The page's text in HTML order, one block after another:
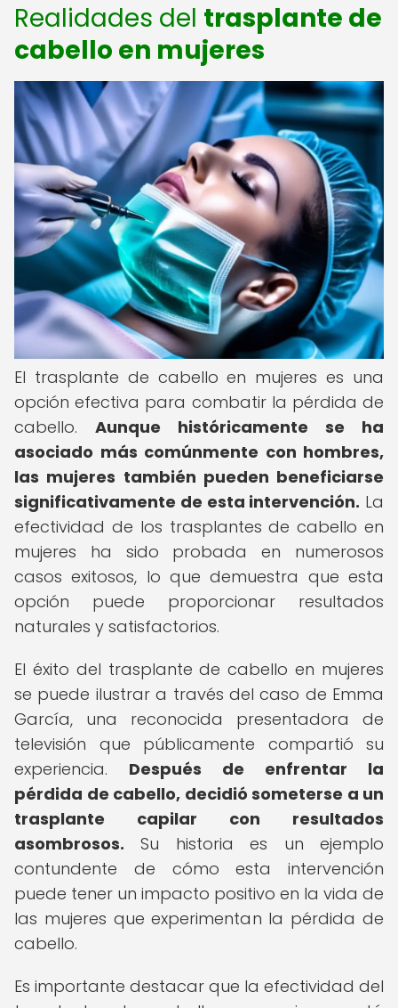
Realidades del trasplante de
cabello en mujeres
El trasplante de cabello en mujeres es una
opción efectiva para combatir la pérdida de
cabello. Aunque históricamente se ha
asociado más comúnmente con hombres,
las mujeres también pueden beneficiarse
significativamente de esta intervención. La
efectividad de los trasplantes de cabello en
mujeres ha sido probada en numerosos
casos exitosos, lo que demuestra que esta
opción puede proporcionar resultados
naturales y satisfactorios.
El éxito del trasplante de cabello en mujeres
se puede ilustrar a través del caso de Emma
García, una reconocida presentadora de
televisión que públicamente compartió su
experiencia. Después de enfrentar la
pérdida de cabello, decidió someterse a un
trasplante capilar con resultados
asombrosos. Su historia es un ejemplo
contundente de cómo esta intervención
puede tener un impacto positivo en la vida de
las mujeres que experimentan la pérdida de
cabello.
Es importante destacar que la efectividad del